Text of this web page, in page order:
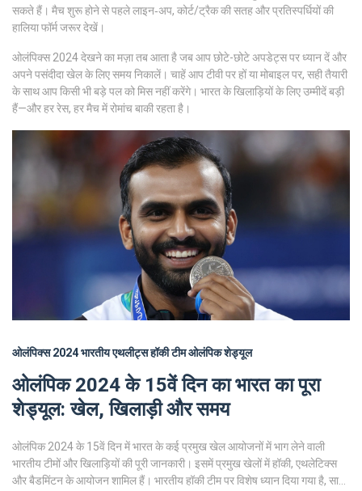
सकते हैं। मैच शुरू होने से पहले लाइन‑अप, कोर्ट/ट्रैक की सतह और प्रतिस्पर्धियों की
हालिया फॉर्म जरूर देखें।
ओलंपिक्स 2024 देखने का मज़ा तब आता है जब आप छोटे-छोटे अपडेट्स पर ध्यान दें और
अपने पसंदीदा खेल के लिए समय निकालें। चाहें आप टीवी पर हों या मोबाइल पर, सही तैयारी
के साथ आप किसी भी बड़े पल को मिस नहीं करेंगे। भारत के खिलाड़ियों के लिए उम्मीदें बड़ी
हैं—और हर रेस, हर मैच में रोमांच बाकी रहता है।
ओलंपिक्स 2024भारतीय एथलीट्सहॉकी टीमओलंपिक शेड्यूल
ओलंपिक 2024 के 15वें दिन का भारत का पूरा
शेड्यूल: खेल, खिलाड़ी और समय
ओलंपिक 2024 के 15वें दिन में भारत के कई प्रमुख खेल आयोजनों में भाग लेने वाली
भारतीय टीमों और खिलाड़ियों की पूरी जानकारी। इसमें प्रमुख खेलों में हॉकी, एथलेटिक्स
और बैडमिंटन के आयोजन शामिल हैं। भारतीय हॉकी टीम पर विशेष ध्यान दिया गया है, साथ